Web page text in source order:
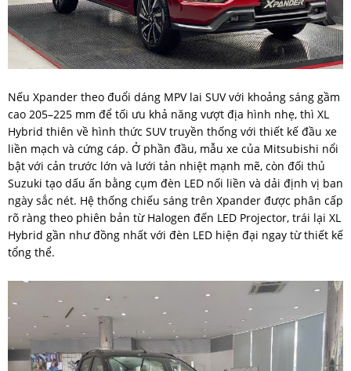
Nếu Xpander theo đuổi dáng MPV lai SUV với khoảng sáng gầm
cao 205–225 mm để tối ưu khả năng vượt địa hình nhẹ, thì XL
Hybrid thiên về hình thức SUV truyền thống với thiết kế đầu xe
liền mạch và cứng cáp. Ở phần đầu, mẫu xe của Mitsubishi nổi
bật với cản trước lớn và lưới tản nhiệt mạnh mẽ, còn đối thủ
Suzuki tạo dấu ấn bằng cụm đèn LED nối liền và dải định vị ban
ngày sắc nét. Hệ thống chiếu sáng trên Xpander được phân cấp
rõ ràng theo phiên bản từ Halogen đến LED Projector, trái lại XL
Hybrid gần như đồng nhất với đèn LED hiện đại ngay từ thiết kế
tổng thể.